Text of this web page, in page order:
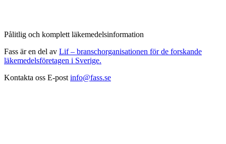
Pålitlig och komplett läkemedelsinformation
Fass är en del av Lif – branschorganisationen för de forskande
läkemedelsföretagen i Sverige.
Kontakta oss E-post info@fass.se